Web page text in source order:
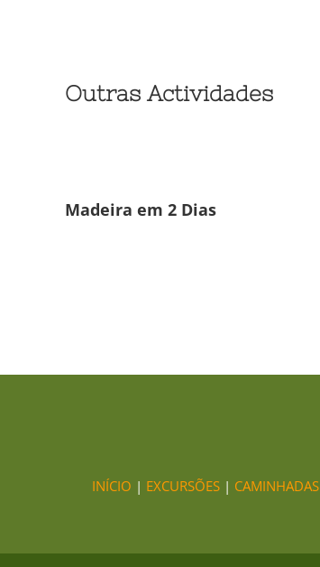
Outras Actividades
Madeira em 2 Dias
INÍCIO | EXCURSÕES | CAMINHADAS